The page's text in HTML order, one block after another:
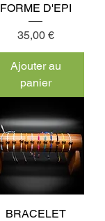
FORME D'EPI
Prix
35,00 €
Ajouter au
panier
BRACELET